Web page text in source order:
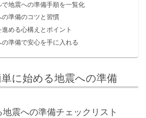
地震への準備手順を一覧化
準備のコツと習慣
める心構えとポイント
準備で安心を手に入れる
に始める地震への準備
震への準備チェックリスト